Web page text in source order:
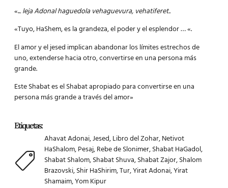
«... leja Adonal haguedola vehaguevura, vehatiferet..
«Tuyo, HaShem, es la grandeza, el poder y el esplendor … «.
El amor y el jesed implican abandonar los límites estrechos de
uno, extenderse hacia otro, convertirse en una persona más
grande.
Este Shabat es el Shabat apropiado para convertirse en una
persona más grande a través del amor»
Etiquetas:
Ahavat Adonai,Jesed,Libro del Zohar,Netivot
HaShalom,Pesaj,Rebe de Slonimer,Shabat HaGadol,
Shabat Shalom,Shabat Shuva,Shabat Zajor,Shalom
Brazovski,Shir HaShirim,Tur,Yirat Adonai,Yirat
Shamaim,Yom Kipur